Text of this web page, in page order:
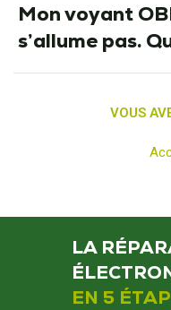
Mon voyant
s’allume pas.
VOUS
LA
EN 5